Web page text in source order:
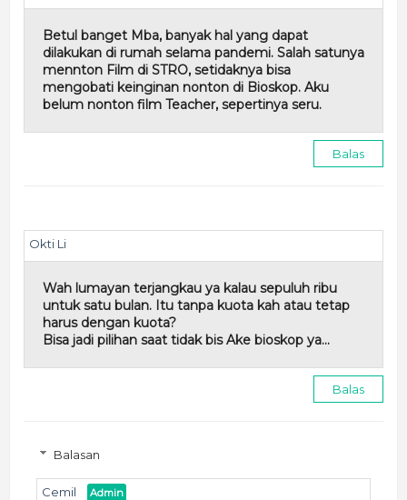
Betul banget Mba, banyak hal yang dapat
dilakukan di rumah selama pandemi. Salah satunya
mennton Film di STRO, setidaknya bisa
mengobati keinginan nonton di Bioskop. Aku
belum nonton film Teacher, sepertinya seru.
Balas
Okti Li
Wah lumayan terjangkau ya kalau sepuluh ribu
untuk satu bulan. Itu tanpa kuota kah atau tetap
harus dengan kuota?
Bisa jadi pilihan saat tidak bis Ake bioskop ya...
Balas
Balasan
Cemil